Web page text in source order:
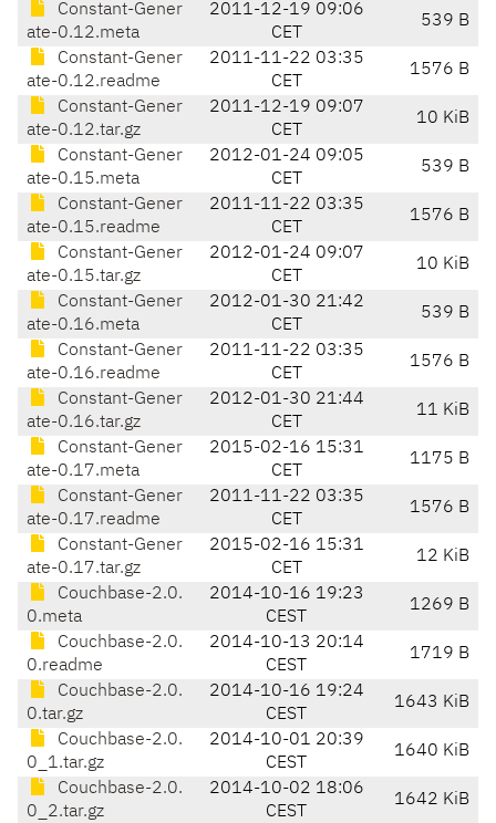
Constant-Gener
ate-0.12.meta
2011-12-19 09:06
CET
539 B
Constant-Gener
ate-0.12.readme
2011-11-22 03:35
CET
1576 B
Constant-Gener
ate-0.12.tar.gz
2011-12-19 09:07
CET
10 KiB
Constant-Gener
ate-0.15.meta
2012-01-24 09:05
CET
539 B
Constant-Gener
ate-0.15.readme
2011-11-22 03:35
CET
1576 B
Constant-Gener
ate-0.15.tar.gz
2012-01-24 09:07
CET
10 KiB
Constant-Gener
ate-0.16.meta
2012-01-30 21:42
CET
539 B
Constant-Gener
ate-0.16.readme
2011-11-22 03:35
CET
1576 B
Constant-Gener
ate-0.16.tar.gz
2012-01-30 21:44
CET
11 KiB
Constant-Gener
ate-0.17.meta
2015-02-16 15:31
CET
1175 B
Constant-Gener
ate-0.17.readme
2011-11-22 03:35
CET
1576 B
Constant-Gener
ate-0.17.tar.gz
2015-02-16 15:31
CET
12 KiB
Couchbase-2.0.
0.meta
2014-10-16 19:23
CEST
1269 B
Couchbase-2.0.
0.readme
2014-10-13 20:14
CEST
1719 B
Couchbase-2.0.
0.tar.gz
2014-10-16 19:24
CEST
1643 KiB
Couchbase-2.0.
0_1.tar.gz
2014-10-01 20:39
CEST
1640 KiB
Couchbase-2.0.
0_2.tar.gz
2014-10-02 18:06
CEST
1642 KiB